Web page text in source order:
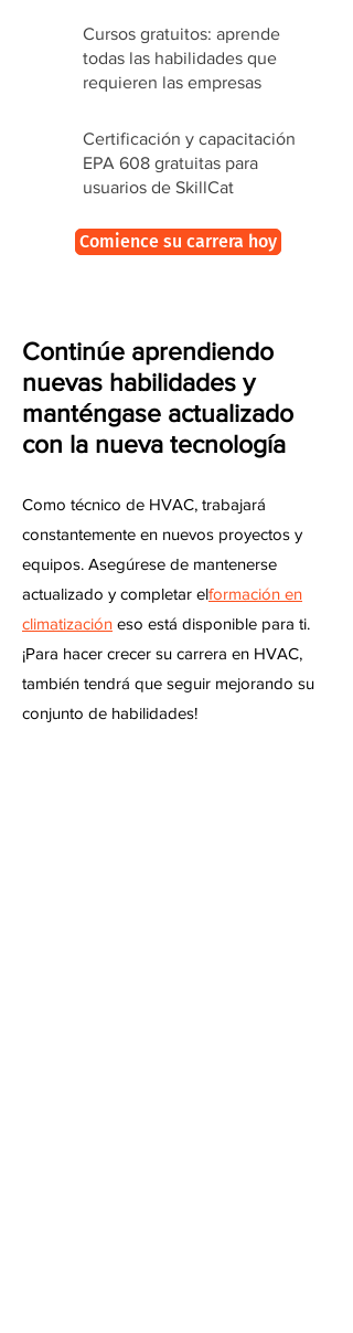
Cursos gratuitos: aprende
todas las habilidades que
requieren las empresas
Certificación y capacitación
EPA 608 gratuitas para
usuarios de SkillCat
Comience su carrera hoy
Continúe aprendiendo
nuevas habilidades y
manténgase actualizado
con la nueva tecnología
Como técnico de HVAC, trabajará
constantemente en nuevos proyectos y
equipos. Asegúrese de mantenerse
actualizado y completar elformación en
climatización eso está disponible para ti.
¡Para hacer crecer su carrera en HVAC,
también tendrá que seguir mejorando su
conjunto de habilidades!